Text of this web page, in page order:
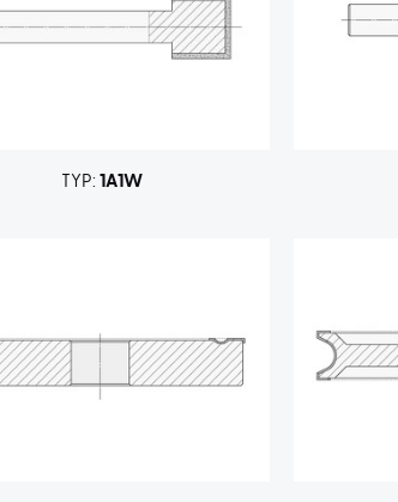
TYP: 1A1W